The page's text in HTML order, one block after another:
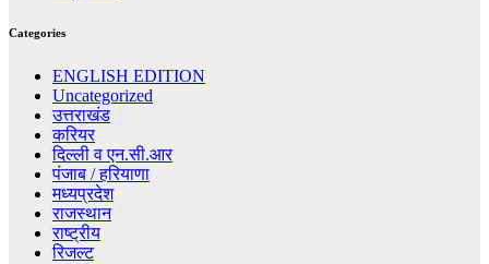
Categories
ENGLISH EDITION
Uncategorized
उत्तराखंड
करियर
दिल्ली व एन.सी.आर
पंजाब / हरियाणा
मध्यप्रदेश
राजस्थान
राष्ट्रीय
रिजल्ट